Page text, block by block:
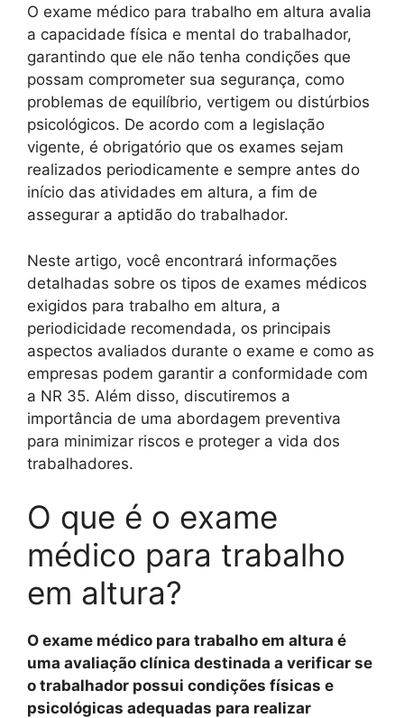
O exame médico para trabalho em altura avalia
a capacidade física e mental do trabalhador,
garantindo que ele não tenha condições que
possam comprometer sua segurança, como
problemas de equilíbrio, vertigem ou distúrbios
psicológicos. De acordo com a legislação
vigente, é obrigatório que os exames sejam
realizados periodicamente e sempre antes do
início das atividades em altura, a fim de
assegurar a aptidão do trabalhador.
Neste artigo, você encontrará informações
detalhadas sobre os tipos de exames médicos
exigidos para trabalho em altura, a
periodicidade recomendada, os principais
aspectos avaliados durante o exame e como as
empresas podem garantir a conformidade com
a NR 35. Além disso, discutiremos a
importância de uma abordagem preventiva
para minimizar riscos e proteger a vida dos
trabalhadores.
O que é o exame
médico para trabalho
em altura?
O exame médico para trabalho em altura é
uma avaliação clínica destinada a verificar se
o trabalhador possui condições físicas e
psicológicas adequadas para realizar